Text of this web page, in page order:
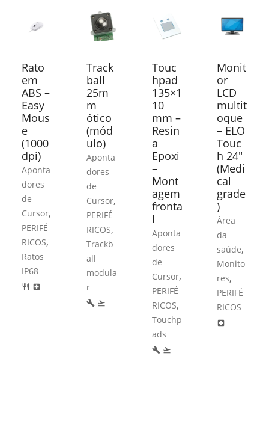
Rato
em
ABS –
Easy
Mous
e
(1000
dpi)
Aponta
dores
de
Cursor,
PERIFÉ
RICOS,
Ratos
IP68
restaurant local_hospital
Track
ball
25m
m
ótico
(mód
ulo)
Aponta
dores
de
Cursor,
PERIFÉ
RICOS,
Trackb
all
modula
r
build flight_takeoff
Touc
hpad
135×1
10
mm –
Resin
a
Epoxi
–
Mont
agem
fronta
l
Aponta
dores
de
Cursor,
PERIFÉ
RICOS,
Touchp
ads
build flight_takeoff
Monit
or
LCD
multit
oque
– ELO
Touc
h 24″
(Medi
cal
grade
)
Área
da
saúde,
Monito
res,
PERIFÉ
RICOS
local_hospital